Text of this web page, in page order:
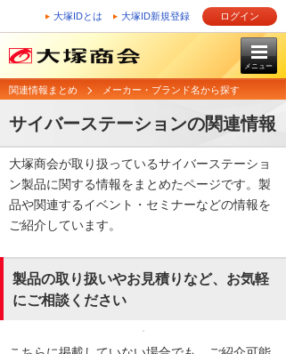
大塚IDとは 大塚ID新規登録 ログイン
メニュー
関連情報まとめ メーカー・ブランド名から探す
サイバーステーションの関連情報
大塚商会が取り扱っているサイバーステーショ
ン製品に関する情報をまとめたページです。製
品や関連するイベント・セミナーなどの情報を
ご紹介しています。
製品の取り扱いやお見積りなど、お気軽
にご相談ください